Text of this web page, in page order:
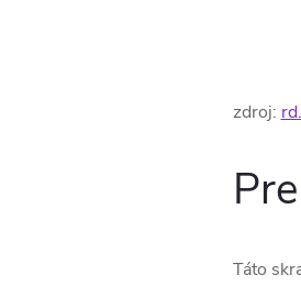
zdroj:
Táto